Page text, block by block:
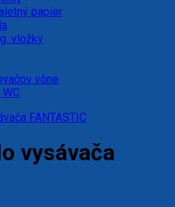
papier
vložky
vône
vysávača